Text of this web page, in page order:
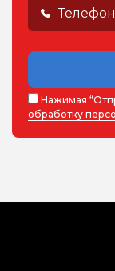
Нажимая
обработку